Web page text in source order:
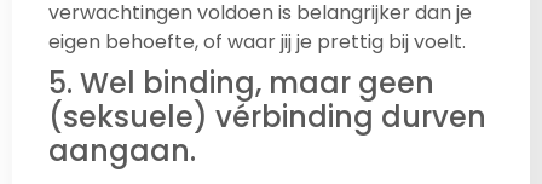
verwachtingen voldoen is belangrijker dan je
eigen behoefte, of waar jij je prettig bij voelt.
5. Wel binding, maar geen
(seksuele) vérbinding durven
aangaan.